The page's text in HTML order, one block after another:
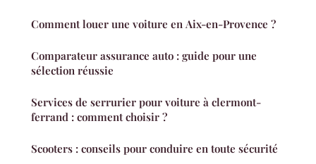
Comment louer une voiture en Aix-en-Provence ?
Comparateur assurance auto : guide pour une
sélection réussie
Services de serrurier pour voiture à clermont-
ferrand : comment choisir ?
Scooters : conseils pour conduire en toute sécurité